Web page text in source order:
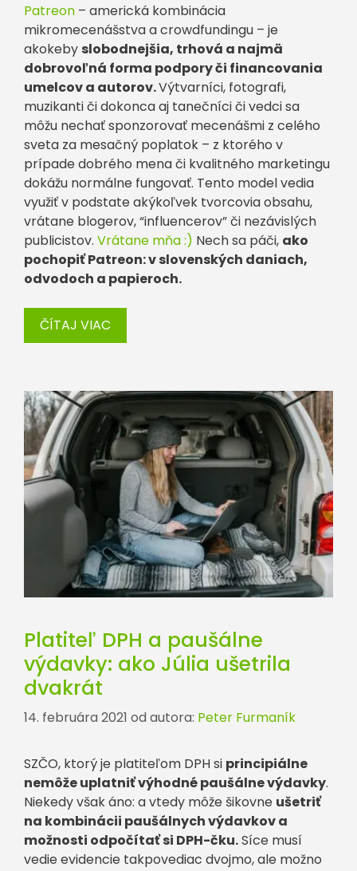
Patreon – americká kombinácia
mikromecenášstva a crowdfundingu – je
akokeby slobodnejšia, trhová a najmä
dobrovoľná forma podpory či financovania
umelcov a autorov.Výtvarníci, fotografi,
muzikanti či dokonca aj tanečníci či vedci sa
môžu nechať sponzorovať mecenášmi z celého
sveta za mesačný poplatok – z ktorého v
prípade dobrého mena či kvalitného marketingu
dokážu normálne fungovať. Tento model vedia
využiť v podstate akýkoľvek tvorcovia obsahu,
vrátane blogerov, “influencerov” či nezávislých
publicistov. Vrátane mňa :) Nech sa páči, ako
pochopiť Patreon: v slovenských daniach,
odvodoch a papieroch.
ČÍTAJ VIAC
Platiteľ DPH a paušálne
výdavky: ako Júlia ušetrila
dvakrát
14. februára 2021 od autora: Peter Furmaník
SZČO, ktorý je platiteľom DPH si principiálne
nemôže uplatniť výhodné paušálne výdavky.
Niekedy však áno: a vtedy môže šikovne ušetriť
na kombinácii paušálnych výdavkov a
možnosti odpočítať si DPH-čku.Síce musí
vedie evidencie takpovediac dvojmo, ale možno